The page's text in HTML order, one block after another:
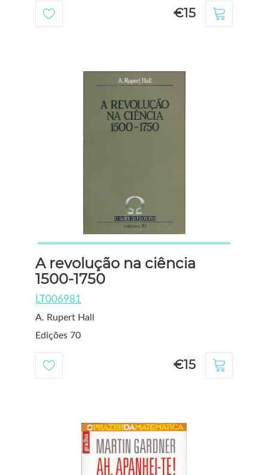
€15
A revolução na ciência
1500-1750
LT006981
A. Rupert Hall
Edições 70
€15